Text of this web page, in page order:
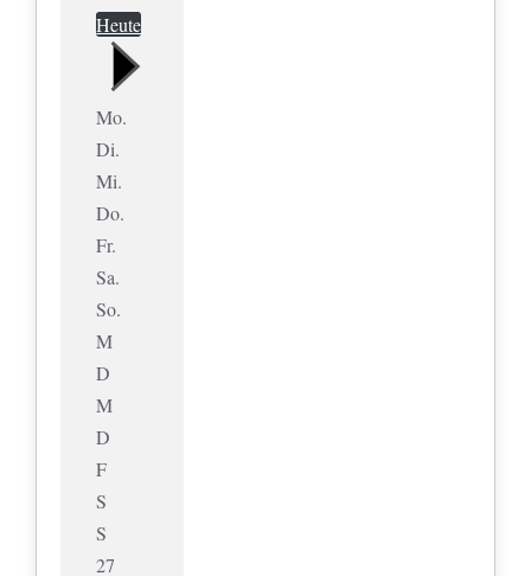
Heute
Mo.
Di.
Mi.
Do.
Fr.
Sa.
So.
M
D
M
D
F
S
S
27